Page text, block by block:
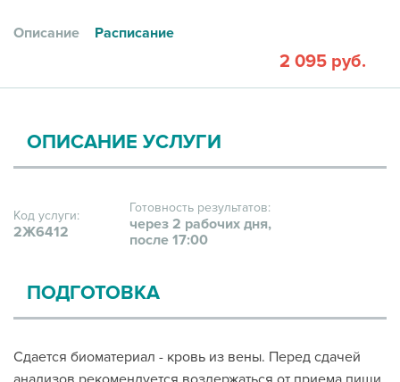
Описание Расписание
2 095 руб.
ОПИСАНИЕ УСЛУГИ
Код услуги:
2Ж6412
Готовность результатов:
через 2 рабочих дня,
после 17:00
ПОДГОТОВКА
Сдается биоматериал - кровь из вены. Перед сдачей